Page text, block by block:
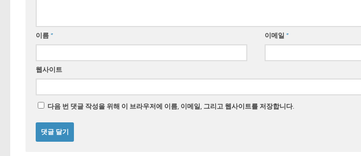
이름 * 이메일*
웹사이트
다음 번 댓글 작성을 위해 이 브라우저에 이름, 이메일, 그리고 웹사이트를 저장합니다.